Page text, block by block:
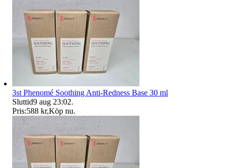
3st Phenomé Soothing Anti-Redness Base 30 ml
Sluttid9 aug 23:02.
Pris:588 kr,Köp nu.